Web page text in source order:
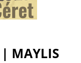
| MAYLIS